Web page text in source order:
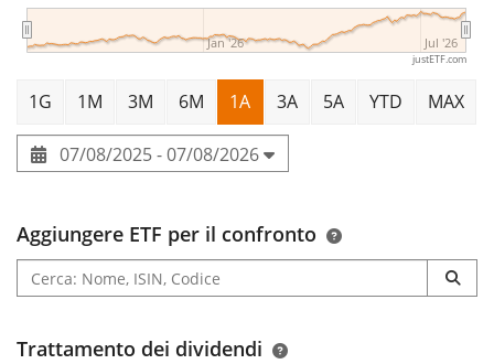
Jan '26 Jul '26
justETF.com
1G 1M 3M 6M 1A 3A 5A YTD MAX
07/08/2025 - 07/08/2026
Aggiungere ETF per il confronto
Trattamento dei dividendi